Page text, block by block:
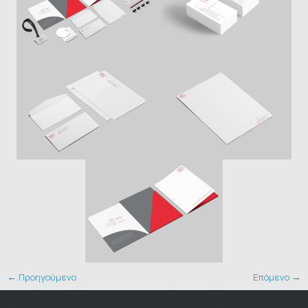
← Προηγούμενο Επόμενο →